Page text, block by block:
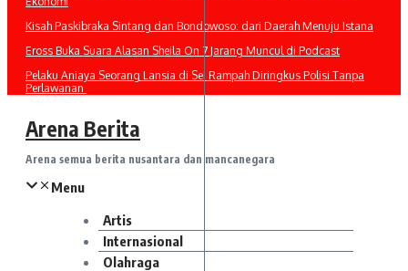
Kisah Paskibraka Sintang dan Bondowoso: dari Daerah Menuju Istana
Eross Buka Suara Alasan Sheila On 7 Jarang Muncul di Podcast
Pelaku Aniaya Seorang Lansia di Sei Rampah Diringkus Polisi Tanpa
Perlawanan
Arena Berita
Arena semua berita nusantara dan mancanegara
Menu
Artis
Internasional
Olahraga